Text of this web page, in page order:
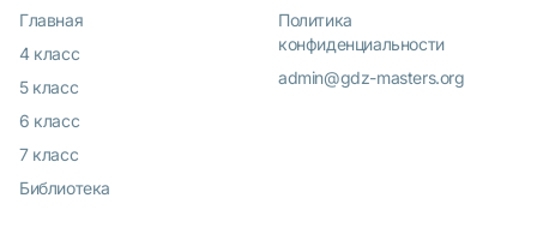
Главная
4 класс
5 класс
6 класс
7 класс
Библиотека
Политика
конфиденциальности
admin@gdz-masters.org